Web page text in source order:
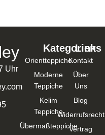
Uhr
Kategorien
Orientteppiche
Moderne
Teppiche
Kelim
Teppiche
Übermaßteppiche
Links
Kontakt
Über
Uns
Blog
Widerrufsrecht
Vertrag